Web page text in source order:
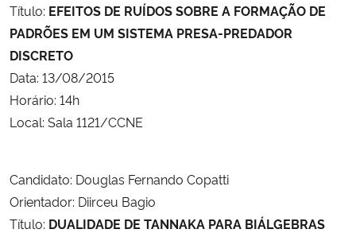
Título: EFEITOS DE RUÍDOS SOBRE A FORMAÇÃO DE
PADRÕES EM UM SISTEMA PRESA-PREDADOR
DISCRETO
Data: 13/08/2015
Horário: 14h
Local: Sala 1121/CCNE
Candidato: Douglas Fernando Copatti
Orientador: Diirceu Bagio
Título: DUALIDADE DE TANNAKA PARA BIÁLGEBRAS